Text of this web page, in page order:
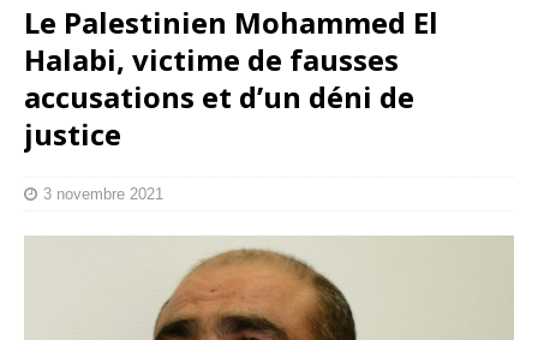
Le Palestinien Mohammed El
Halabi, victime de fausses
accusations et d’un déni de
justice
3 novembre 2021